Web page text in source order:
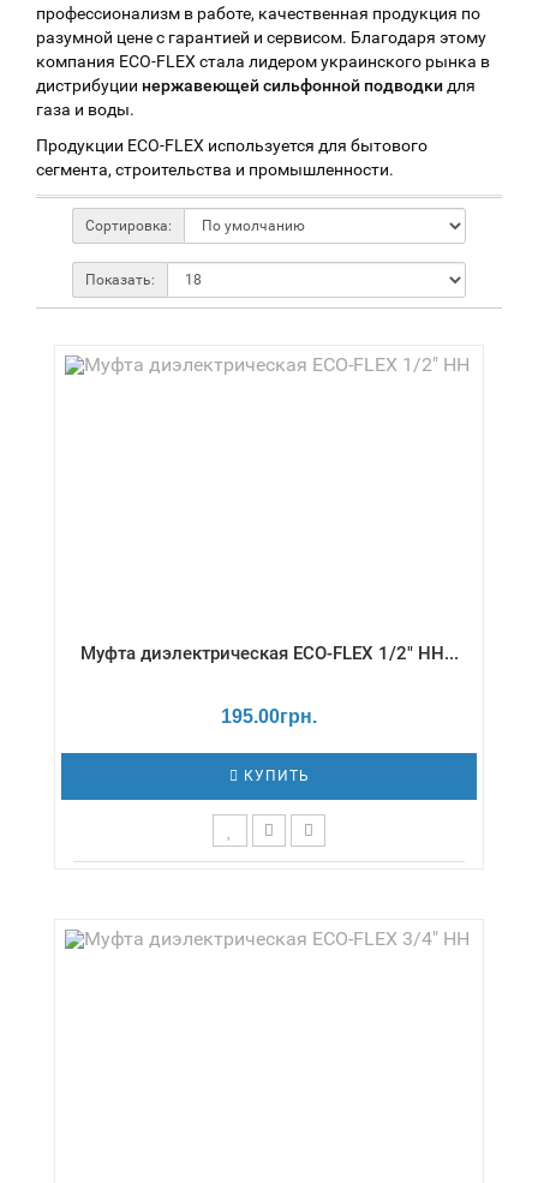
профессионализм в работе, качественная продукция по
разумной цене с гарантией и сервисом. Благодаря этому
компания ECO-FLEX стала лидером украинского рынка в
дистрибуции нержавеющей сильфонной подводки для
газа и воды.
Продукции ECO-FLEX используется для бытового
сегмента, строительства и промышленности.
Сортировка:
Показать:
Муфта диэлектрическая ECO-FLEX 1/2" НН...
195.00грн.
КУПИТЬ